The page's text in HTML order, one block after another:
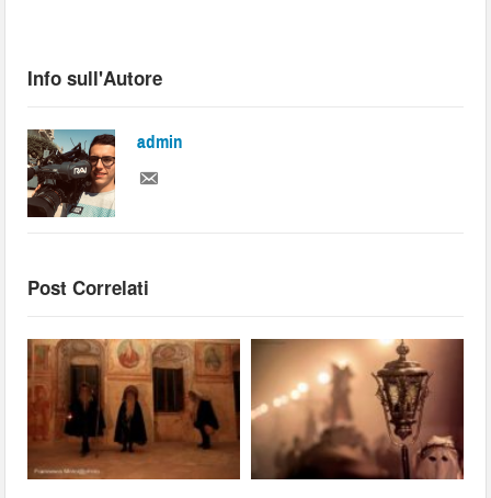
Info sull'Autore
admin
Post Correlati